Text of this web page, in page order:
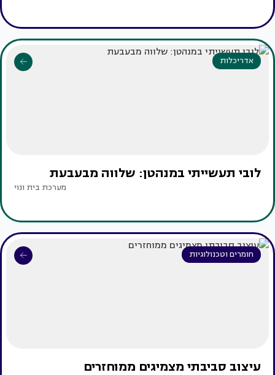
אדריכלות
לובי תעשייתי במנהטן: שלווה מבעבעת
מערכת בית ונוי
חומרים וטכנולוגיות
עיצוב סביבתי מצמיגים ממוחזרים